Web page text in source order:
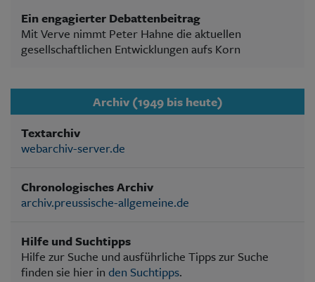
Ein engagierter Debattenbeitrag
Mit Verve nimmt Peter Hahne die aktuellen
gesellschaftlichen Entwicklungen aufs Korn
Archiv (1949 bis heute)
Textarchiv
webarchiv-server.de
Chronologisches Archiv
archiv.preussische-allgemeine.de
Hilfe und Suchtipps
Hilfe zur Suche und ausführliche Tipps zur Suche
finden sie hier in den Suchtipps.